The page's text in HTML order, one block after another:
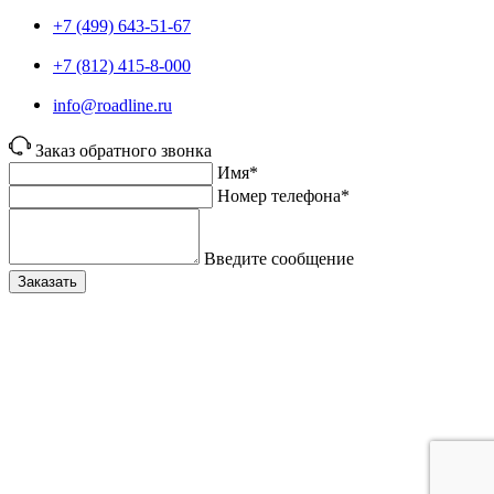
+7 (499) 643-51-67
+7 (812) 415-8-000
info@roadline.ru
Заказ обратного звонка
Имя*
Номер телефона*
Введите сообщение
Заказать